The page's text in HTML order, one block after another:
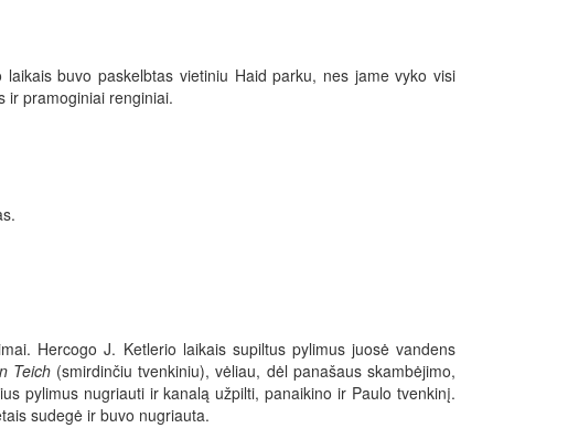
buvo paskelbtas vietiniu Haid parku, nes jame vyko visi
ir pramoginiai renginiai.
Hercogo J. Ketlerio laikais supiltus pylimus juosė vandens
Teich (smirdinčiu tvenkiniu), vėliau, dėl panašaus skambėjimo,
pylimus nugriauti ir kanalą užpilti, panaikino ir Paulo tvenkinį.
sudegė ir buvo nugriauta.